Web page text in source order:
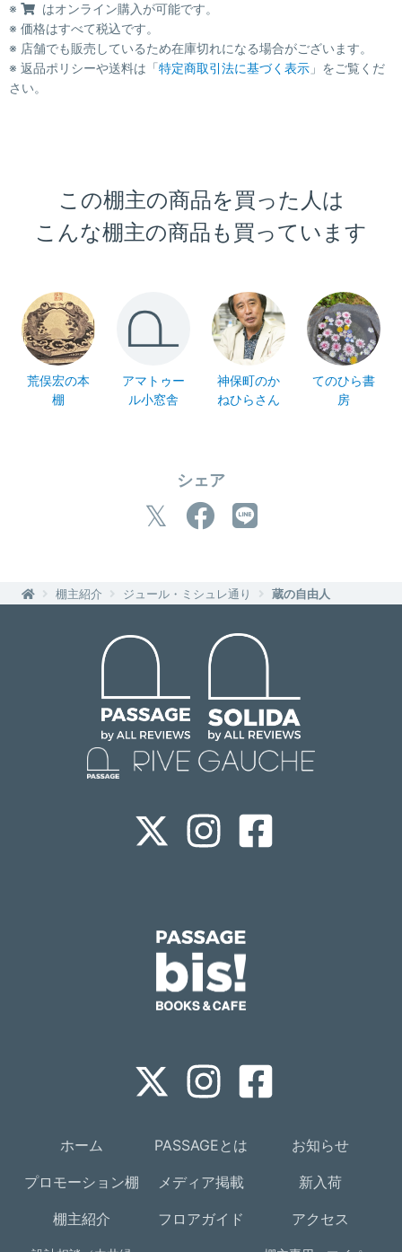
※
はオンライン購入が可能です。
※ 価格はすべて税込です。
※ 店舗でも販売しているため在庫切れになる場合がございます。
※ 返品ポリシーや送料は「特定商取引法に基づく表示 」をご覧くだ
さい。
この棚主の商品を買った人は
こんな棚主の商品も買っています
荒俣宏の本
棚
アマトゥー
ル小窓舎
神保町のか
ねひらさん
てのひら書
房
シェア
棚主紹介 ジュール・ミシュレ通り 蔵の自由人
ホーム PASSAGEとは お知らせ
プロモーション棚 メディア掲載 新入荷
棚主紹介 フロアガイド アクセス